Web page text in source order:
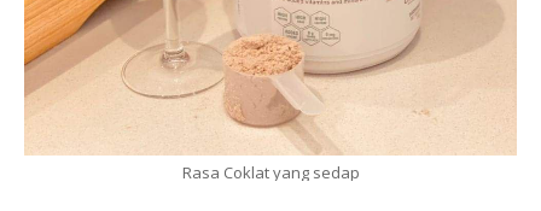
Rasa Coklat yang sedap